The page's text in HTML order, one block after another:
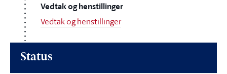
Vedtak og henstillinger
Vedtak og henstillinger
Status